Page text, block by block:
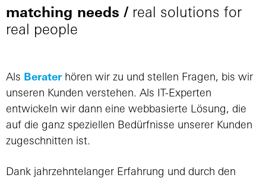
matching needs / real solutions for
real people
Als Berater hören wir zu und stellen Fragen, bis wir
unseren Kunden verstehen. Als IT-Experten
entwickeln wir dann eine webbasierte Lösung, die
auf die ganz speziellen Bedürfnisse unserer Kunden
zugeschnitten ist.
Dank jahrzehntelanger Erfahrung und durch den